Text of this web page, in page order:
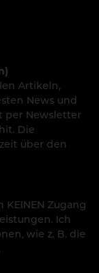
Artikeln,
News und
per Newsletter
Die
über den
Zugang
Ich
wie z. B. die